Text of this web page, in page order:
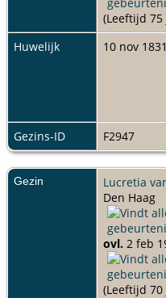
(Leeftijd 75
Huwelijk
10 nov 1831
Gezins-ID F2947
Gezin Lucretia
Den Haag
ovl. 2 feb
(Leeftijd 70